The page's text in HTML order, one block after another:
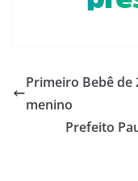
Primeiro Bebê de
menino
Prefeito